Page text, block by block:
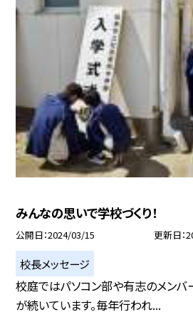
みんなの思いで学校づくり！
公開日 2024/03/15 更新日
校長メッセージ
校庭ではパソコン部や有志のメンバ
が続いています。毎年行われ...